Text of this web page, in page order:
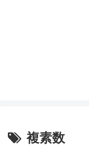
複素数